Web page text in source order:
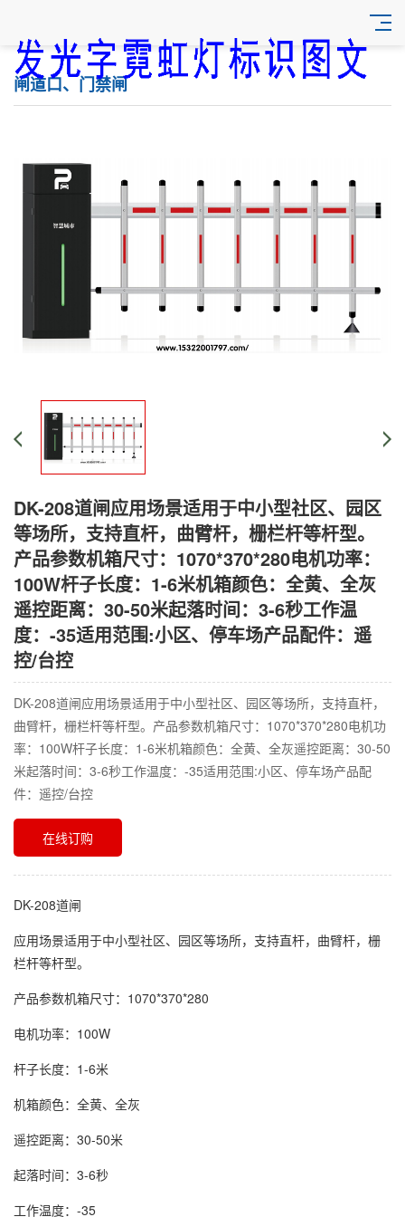
闸道口、门禁闸
DK-208道闸应用场景适用于中小型社区、园区
等场所，支持直杆，曲臂杆，栅栏杆等杆型。
产品参数机箱尺寸：1070*370*280电机功率：
100W杆子长度：1-6米机箱颜色：全黄、全灰
遥控距离：30-50米起落时间：3-6秒工作温
度：-35适用范围:小区、停车场产品配件：遥
控/台控
DK-208道闸应用场景适用于中小型社区、园区等场所，支持直杆，
曲臂杆，栅栏杆等杆型。产品参数机箱尺寸：1070*370*280电机功
率：100W杆子长度：1-6米机箱颜色：全黄、全灰遥控距离：30-50
米起落时间：3-6秒工作温度：-35适用范围:小区、停车场产品配
件：遥控/台控
在线订购
DK-208道闸
应用场景适用于中小型社区、园区等场所，支持直杆，曲臂杆，栅
栏杆等杆型。
产品参数机箱尺寸：1070*370*280
电机功率：100W
杆子长度：1-6米
机箱颜色：全黄、全灰
遥控距离：30-50米
起落时间：3-6秒
工作温度：-35